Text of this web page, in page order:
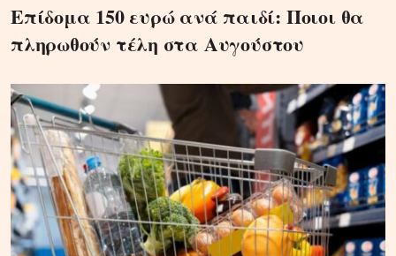
Επίδομα 150 ευρώ ανά παιδί: Ποιοι θα
πληρωθούν τέλη στα Αυγούστου